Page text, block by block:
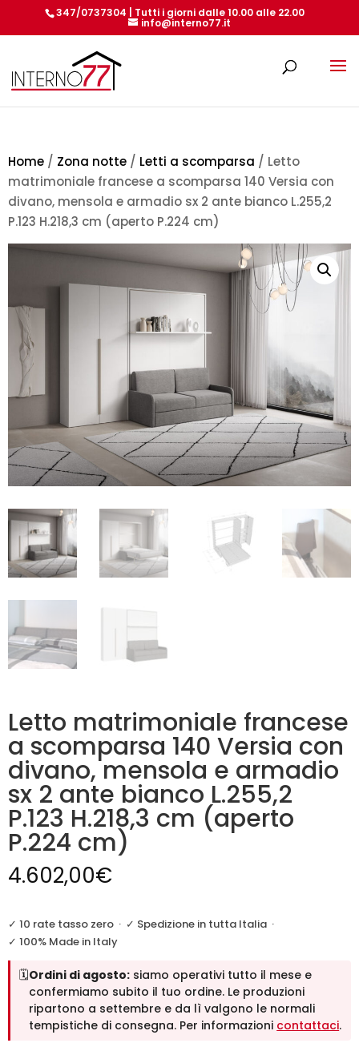
347/0737304 | Tutti i giorni dalle 10.00 alle 22.00
info@interno77.it
Home / Zona notte / Letti a scomparsa / Letto
matrimoniale francese a scomparsa 140 Versia con
divano, mensola e armadio sx 2 ante bianco L.255,2
P.123 H.218,3 cm (aperto P.224 cm)
Letto matrimoniale francese
a scomparsa 140 Versia con
divano, mensola e armadio
sx 2 ante bianco L.255,2
P.123 H.218,3 cm (aperto
P.224 cm)
4.602,00€
✓ 10 rate tasso zero · ✓ Spedizione in tutta Italia ·
✓ 100% Made in Italy
🗓️Ordini di agosto: siamo operativi tutto il mese e
confermiamo subito il tuo ordine. Le produzioni
ripartono a settembre e da lì valgono le normali
tempistiche di consegna. Per informazioni contattaci.